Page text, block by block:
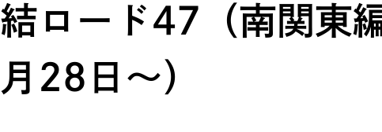
結ロード47（南関東
月28日～）